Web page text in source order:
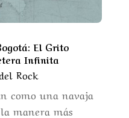
El Grito
Infinita
Rock
como una navaja
manera más